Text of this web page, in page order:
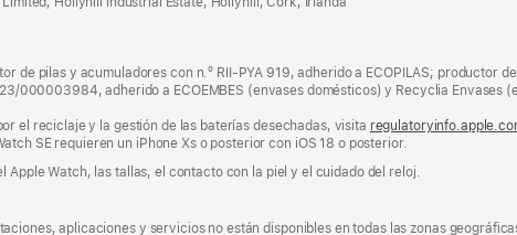
de pilas y acumuladores con n.º RII-PYA 919, adherido a ECOPILAS; productor
000003984, adherido a ECOEMBES (envases domésticos) y Recyclia Envases
el reciclaje y la gestión de las baterías desechadas, visita
SE requieren un iPhone Xs o posterior con iOS 18 o posterior.
Watch, las tallas, el contacto con la piel y el cuidado del reloj.
aplicaciones y servicios no están disponibles en todas las zonas